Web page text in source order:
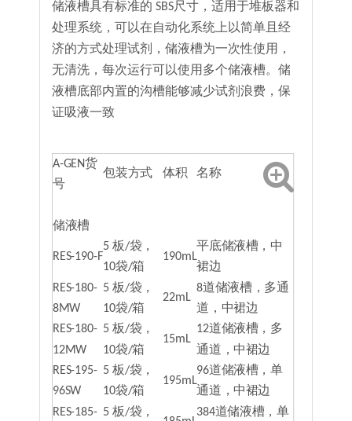
储液槽具有标准的 SBS尺寸，适用于堆板器和
处理系统，可以在自动化系统上以简单且经
济的方式处理试剂，储液槽为一次性使用，
无清洗，每次运行可以使用多个储液槽。储
液槽底部内置的沟槽能够减少试剂浪费，保
证吸液一致
A-GEN货
号
包装方式 体积 名称
储液槽
RES-190-F
5 板/袋，
10袋/箱
190mL
平底储液槽，中
裙边
RES-180-
8MW
5 板/袋，
10袋/箱
22mL
8道储液槽，多通
道，中裙边
RES-180-
12MW
5 板/袋，
10袋/箱
15mL
12道储液槽，多
通道，中裙边
RES-195-
96SW
5 板/袋，
10袋/箱
195mL
96道储液槽，单
通道，中裙边
RES-185- 5 板/袋，
384道储液槽，单